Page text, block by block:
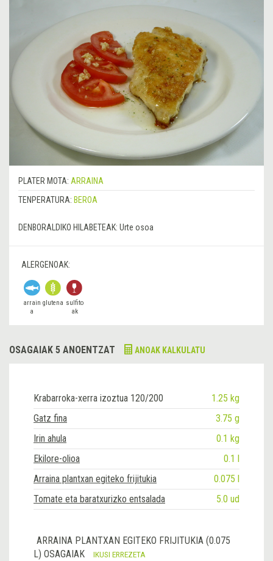
PLATER MOTA: ARRAINA
TENPERATURA: BEROA
DENBORALDIKO HILABETEAK: Urte osoa
ALERGENOAK:
arrain
a
glutena sulfito
ak
OSAGAIAK 5 ANOENTZAT ANOAK KALKULATU
Krabarroka-xerra izoztua 120/200
1.25 kg
Gatz fina
3.75 g
Irin ahula
0.1 kg
Ekilore-olioa
0.1 l
Arraina plantxan egiteko frijitukia
0.075 l
Tomate eta baratxurizko entsalada
5.0 ud
ARRAINA PLANTXAN EGITEKO FRIJITUKIA (0.075
L) OSAGAIAK
IKUSI ERREZETA